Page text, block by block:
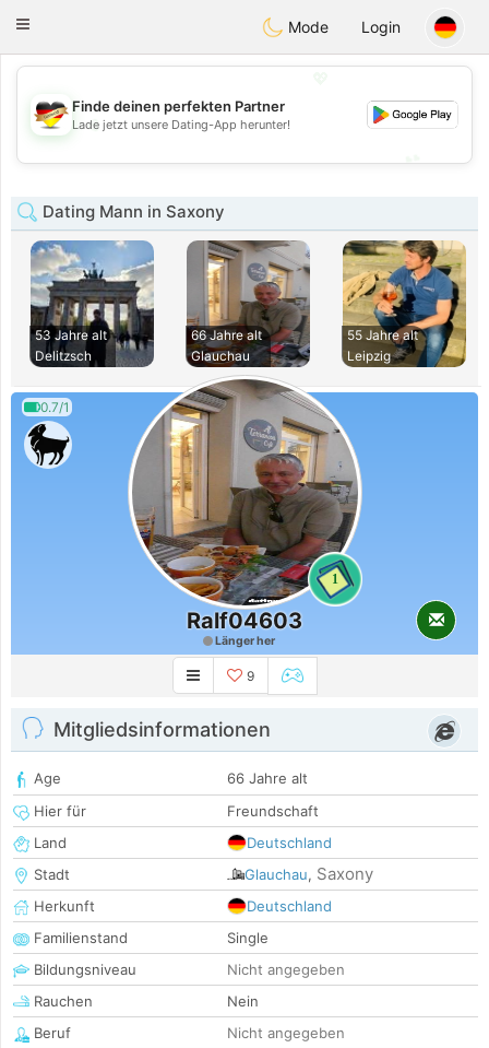
DeutschDating
Toggle
Mode Login
💖
💕
Finde deinen perfekten Partner
Lade jetzt unsere Dating-App herunter!
Dating Mann in Saxony
53 Jahre alt
Delitzsch
66 Jahre alt
Glauchau
55 Jahre alt
Leipzig
0.7/1
1
Ralf04603
Länger her
9
Mitgliedsinformationen
Age
66 Jahre alt
Hier für
Freundschaft
Land
Deutschland
Stadt
Glauchau, Saxony
Herkunft
Deutschland
Familienstand
Single
Bildungsniveau
Nicht angegeben
Rauchen
Nein
Beruf
Nicht angegeben